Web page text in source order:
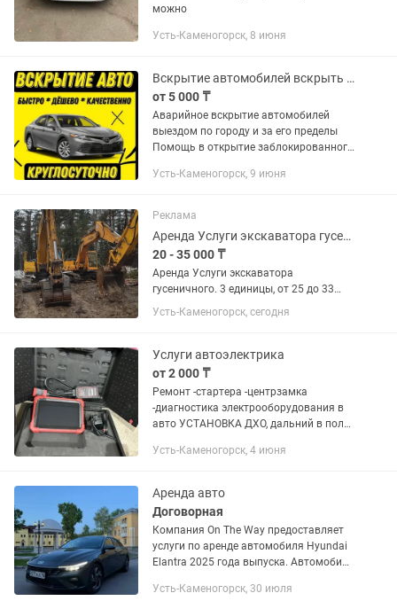
можно
Усть-Каменогорск, 8 июня
Вскрытие автомобилей вскрыть авто машину открыть дверь бак копот багажник
от 5 000 ₸
Аварийное вскрытие автомобилей
выездом по городу и за его пределы
Помощь в открытие заблокированного
аккумулятор, забыли ключи в салоне,
Усть-Каменогорск, 9 июня
Реклама
Аренда Услуги экскаватора гусеничного с гидромолотом
20 - 35 000 ₸
Аренда Услуги экскаватора
гусеничного. 3 единицы, от 25 до 33
тонн. Техника новая! Все с
гидромолотом и быстросъём. Опытные
любая форма оплаты.
Усть-Каменогорск, сегодня
Услуги автоэлектрика
от 2 000 ₸
Ремонт -стартера -центрзамка
-диагностика электрооборудования в
авто УСТАНОВКА ДХО, дальний в пол
Установка, ремонт и настройка
Усть-Каменогорск, 4 июня
Аренда авто
Договорная
Компания On The Way предоставляет
услуги по аренде автомобиля Hyundai
Elantra 2025 года выпуска. Автомобиль
эстетическом состоянии. Сдается как
Усть-Каменогорск, 30 июля